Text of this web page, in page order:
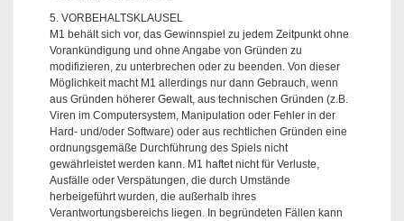
5. VORBEHALTSKLAUSEL
M1 behält sich vor, das Gewinnspiel zu jedem Zeitpunkt ohne
Vorankündigung und ohne Angabe von Gründen zu
modifizieren, zu unterbrechen oder zu beenden. Von dieser
Möglichkeit macht M1 allerdings nur dann Gebrauch, wenn
aus Gründen höherer Gewalt, aus technischen Gründen (z.B.
Viren im Computersystem, Manipulation oder Fehler in der
Hard- und/oder Software) oder aus rechtlichen Gründen eine
ordnungsgemäße Durchführung des Spiels nicht
gewährleistet werden kann. M1 haftet nicht für Verluste,
Ausfälle oder Verspätungen, die durch Umstände
herbeigeführt wurden, die außerhalb ihres
Verantwortungsbereichs liegen. In begründeten Fällen kann